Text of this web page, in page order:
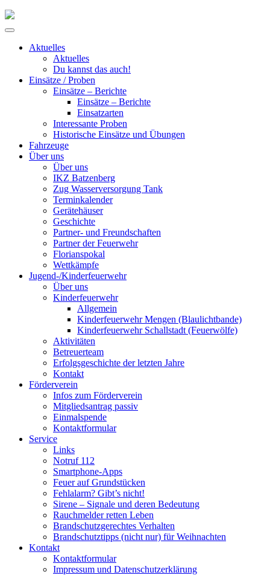
Skip
Primary
Aktuelles
Aktuelles
Du kannst das auch!
Einsätze / Proben
Einsätze – Berichte
Einsätze – Berichte
Einsatzarten
Interessante Proben
Historische Einsätze und Übungen
Fahrzeuge
Über uns
Über uns
IKZ Batzenberg
Zug Wasserversorgung Tank
Terminkalender
Gerätehäuser
Geschichte
Partner- und Freundschaften
Partner der Feuerwehr
Florianspokal
Wettkämpfe
Jugend-/Kinderfeuerwehr
Über uns
Kinderfeuerwehr
Allgemein
Kinderfeuerwehr Mengen (Blaulichtbande)
Kinderfeuerwehr Schallstadt (Feuerwölfe)
Aktivitäten
Betreuerteam
Erfolgsgeschichte der letzten Jahre
Kontakt
Förderverein
Infos zum Förderverein
Mitgliedsantrag passiv
Einmalspende
Kontaktformular
Service
Links
Notruf 112
Smartphone-Apps
Feuer auf Grundstücken
Fehlalarm? Gibt’s nicht!
Sirene – Signale und deren Bedeutung
Rauchmelder retten Leben
Brandschutzgerechtes Verhalten
Brandschutztipps (nicht nur) für Weihnachten
Kontakt
Kontaktformular
Impressum und Datenschutzerklärung